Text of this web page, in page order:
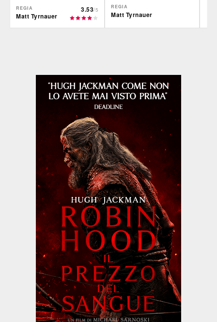
REGIA
Matt Tyrnauer
3.53/5 REGIA
Matt Tyrnauer